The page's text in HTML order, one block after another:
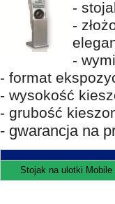
-
-
-
- format
- wysokość
- grubość
- gwarancja na
Stojak na ulotki